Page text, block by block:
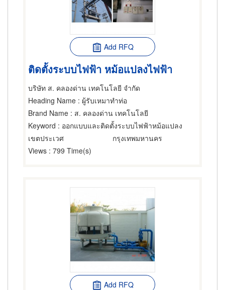
Add RFQ
ติดตั้งระบบไฟฟ้า หม้อแปลงไฟฟ้า
บริษัท ส. คลองด่าน เทคโนโลยี จำกัด
Heading Name : ผู้รับเหมาทำท่อ
Brand Name : ส. คลองด่าน เทคโนโลยี
Keyword : ออกแบบและติดตั้งระบบไฟฟ้าหม้อแปลง
เขตประเวศ
กรุงเทพมหานคร
Views : 799 Time(s)
Add RFQ